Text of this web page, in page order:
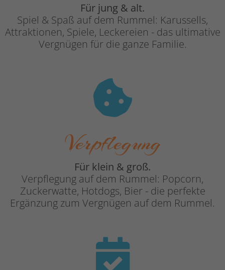
Für jung & alt.
Spiel & Spaß auf dem Rummel: Karussells,
Attraktionen, Spiele, Leckereien - das ultimative
Vergnügen für die ganze Familie.
Verpflegung
Für klein & groß.
Verpflegung auf dem Rummel: Popcorn,
Zuckerwatte, Hotdogs, Bier - die perfekte
Ergänzung zum Vergnügen auf dem Rummel.